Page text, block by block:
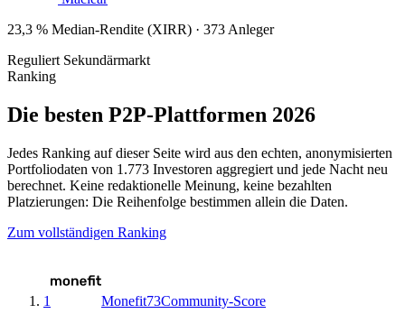
23,3 % Median-Rendite (XIRR) · 373 Anleger
Reguliert Sekundärmarkt
Ranking
Die besten P2P-Plattformen 2026
Jedes Ranking auf dieser Seite wird aus den echten, anonymisierten
Portfoliodaten von 1.773 Investoren aggregiert und jede Nacht neu
berechnet. Keine redaktionelle Meinung, keine bezahlten
Platzierungen: Die Reihenfolge bestimmen allein die Daten.
Zum vollständigen Ranking
1 Monefit73Community-Score